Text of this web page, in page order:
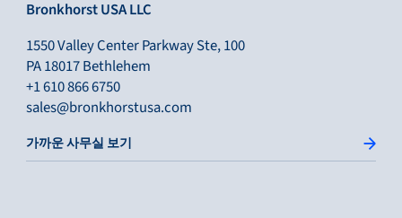
Bronkhorst USA LLC
1550 Valley Center Parkway Ste, 100
PA 18017 Bethlehem
+1 610 866 6750
sales@bronkhorstusa.com
가까운 사무실 보기